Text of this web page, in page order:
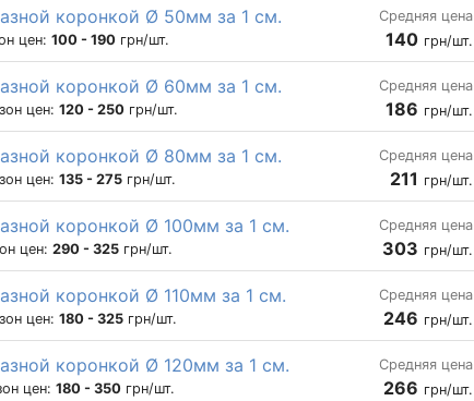
коронкой Ø 50мм за 1 см.
цен: 100 - 190 грн/шт.
Средняя цена
140 грн/шт.
коронкой Ø 60мм за 1 см.
цен: 120 - 250 грн/шт.
Средняя цена
186 грн/шт.
коронкой Ø 80мм за 1 см.
цен: 135 - 275 грн/шт.
Средняя цена
211 грн/шт.
коронкой Ø 100мм за 1 см.
цен: 290 - 325 грн/шт.
Средняя цена
303 грн/шт.
коронкой Ø 110мм за 1 см.
цен: 180 - 325 грн/шт.
Средняя цена
246 грн/шт.
коронкой Ø 120мм за 1 см.
цен: 180 - 350 грн/шт.
Средняя цена
266 грн/шт.